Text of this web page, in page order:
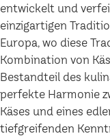
entwickelt und
einzigartigen
Europa, wo diese
Kombination von
Bestandteil des
perfekte Harmonie
Käses und eines
tiefgreifenden